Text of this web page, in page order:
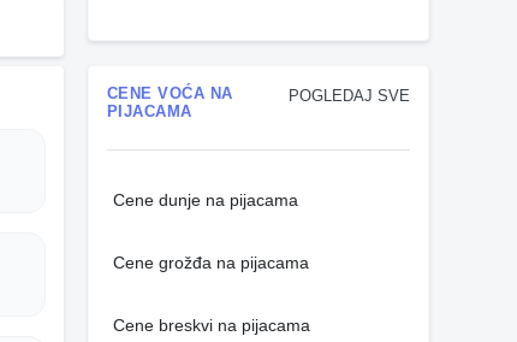
POGLEDAJ SVE
CENE VOĆA NA
PIJACAMA
Cene dunje na pijacama
Cene grožđa na pijacama
Cene breskvi na pijacama